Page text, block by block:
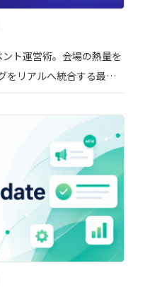
ト運営術。会場の熱量を
をリアルへ統合する最新